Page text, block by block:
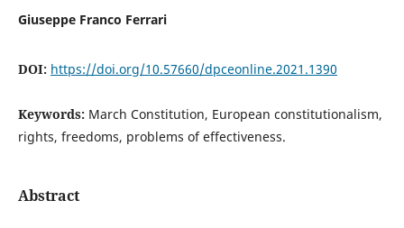
Giuseppe Franco Ferrari
DOI: https://doi.org/10.57660/dpceonline.2021.1390
Keywords: March Constitution, European constitutionalism,
rights, freedoms, problems of effectiveness.
Abstract